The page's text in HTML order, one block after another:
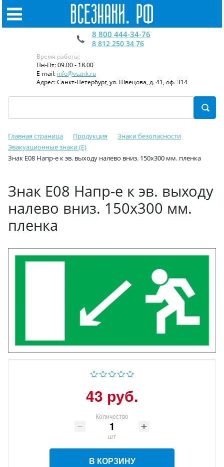
8 800 444-34-76
8 812 250 34 76
Время работы:
Пн-Пт: 09.00 - 18.00
E-mail: info@vsznk.ru
Адрес: Санкт-Петербург, ул. Швецова, д. 41, оф. 314
Главная страница Продукция
Знаки безопасности
Эвакуационные знаки (E)
Знак Е08 Напр-е к эв. выходу налево вниз. 150x300 мм. пленка
Знак Е08 Напр-е к эв. выходу
налево вниз. 150x300 мм.
пленка
43 руб.
Количество
шт
В КОРЗИНУ